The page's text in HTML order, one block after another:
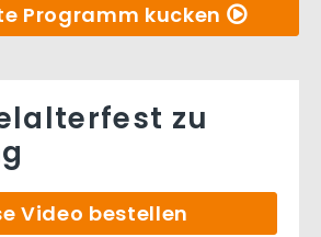
Programm kucken
zu
Video bestellen